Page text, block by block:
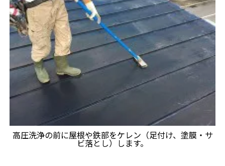
高圧洗浄の前に屋根や鉄部をケレン（足付け、塗膜・サ
ビ落とし）します。